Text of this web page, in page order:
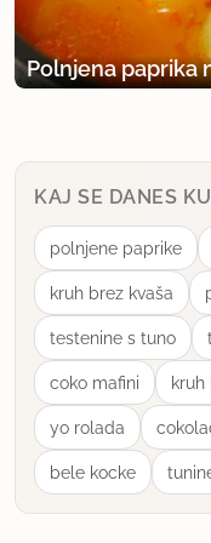
21.3.2013 ob 8:10
Še malo sem se
(http://
/piskoti
).
namesto meda
zmečkani dobro
po opisanem
stopinj in bila
Polnjena paprika
KAJ SE DANES
polnjene paprike
kruh brez kvaša
testenine s tuno
coko mafini kruh
yo rolada
bele kocke